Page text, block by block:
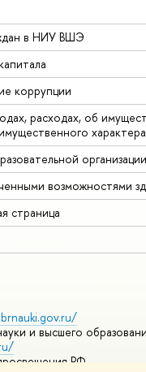
в НИУ ВШЭ
коррупции
расходах, об
характера
организации
возможностями
страница
и высшего
РФ